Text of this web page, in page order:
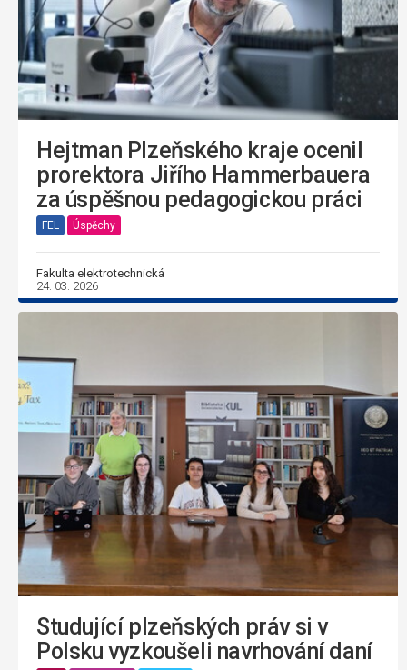
Hejtman Plzeňského kraje ocenil
prorektora Jiřího Hammerbauera
za úspěšnou pedagogickou práci
FEL Úspěchy
Fakulta elektrotechnická
24. 03. 2026
Studující plzeňských práv si v
Polsku vyzkoušeli navrhování daní